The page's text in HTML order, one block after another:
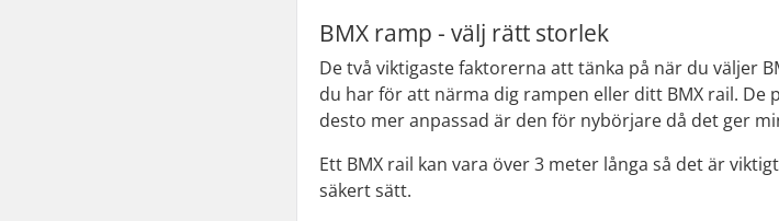
BMX ramp - välj rätt storlek
De två viktigaste faktorerna att tänka på när du väljer
du har för att närma dig rampen eller ditt BMX rail.
desto mer anpassad är den för nybörjare då det ger
Ett BMX rail kan vara över 3 meter långa så det är
säkert sätt.